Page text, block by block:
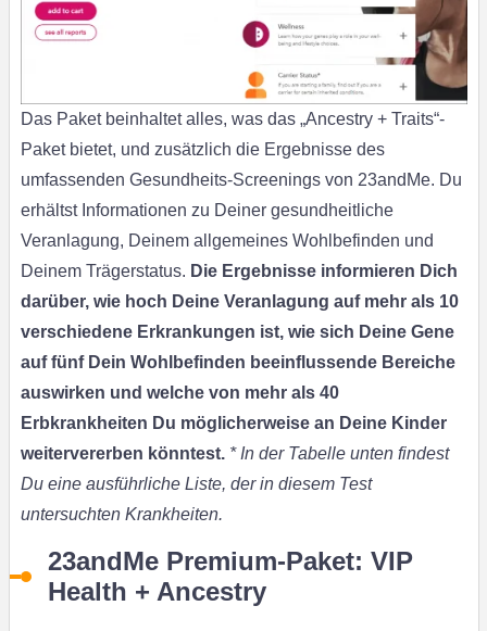
Das Paket beinhaltet alles, was das „Ancestry + Traits“-
Paket bietet, und zusätzlich die Ergebnisse des
umfassenden Gesundheits-Screenings von 23andMe. Du
erhältst Informationen zu Deiner gesundheitliche
Veranlagung, Deinem allgemeines Wohlbefinden und
Deinem Trägerstatus. Die Ergebnisse informieren Dich
darüber, wie hoch Deine Veranlagung auf mehr als 10
verschiedene Erkrankungen ist, wie sich Deine Gene
auf fünf Dein Wohlbefinden beeinflussende Bereiche
auswirken und welche von mehr als 40
Erbkrankheiten Du möglicherweise an Deine Kinder
weitervererben könntest. * In der Tabelle unten findest
Du eine ausführliche Liste, der in diesem Test
untersuchten Krankheiten.
23andMe Premium-Paket: VIP
Health + Ancestry